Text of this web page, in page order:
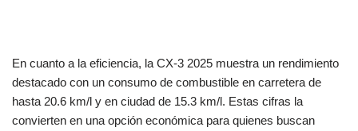
En cuanto a la eficiencia, la CX-3 2025 muestra un rendimiento
destacado con un consumo de combustible en carretera de
hasta 20.6 km/l y en ciudad de 15.3 km/l. Estas cifras la
convierten en una opción económica para quienes buscan